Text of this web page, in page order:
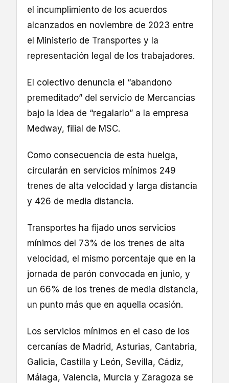
el incumplimiento de los acuerdos
alcanzados en noviembre de 2023 entre
el Ministerio de Transportes y la
representación legal de los trabajadores.
El colectivo denuncia el “abandono
premeditado” del servicio de Mercancías
bajo la idea de “regalarlo” a la empresa
Medway, filial de MSC.
Como consecuencia de esta huelga,
circularán en servicios mínimos 249
trenes de alta velocidad y larga distancia
y 426 de media distancia.
Transportes ha fijado unos servicios
mínimos del 73% de los trenes de alta
velocidad, el mismo porcentaje que en la
jornada de parón convocada en junio, y
un 66% de los trenes de media distancia,
un punto más que en aquella ocasión.
Los servicios mínimos en el caso de los
cercanías de Madrid, Asturias, Cantabria,
Galicia, Castilla y León, Sevilla, Cádiz,
Málaga, Valencia, Murcia y Zaragoza se